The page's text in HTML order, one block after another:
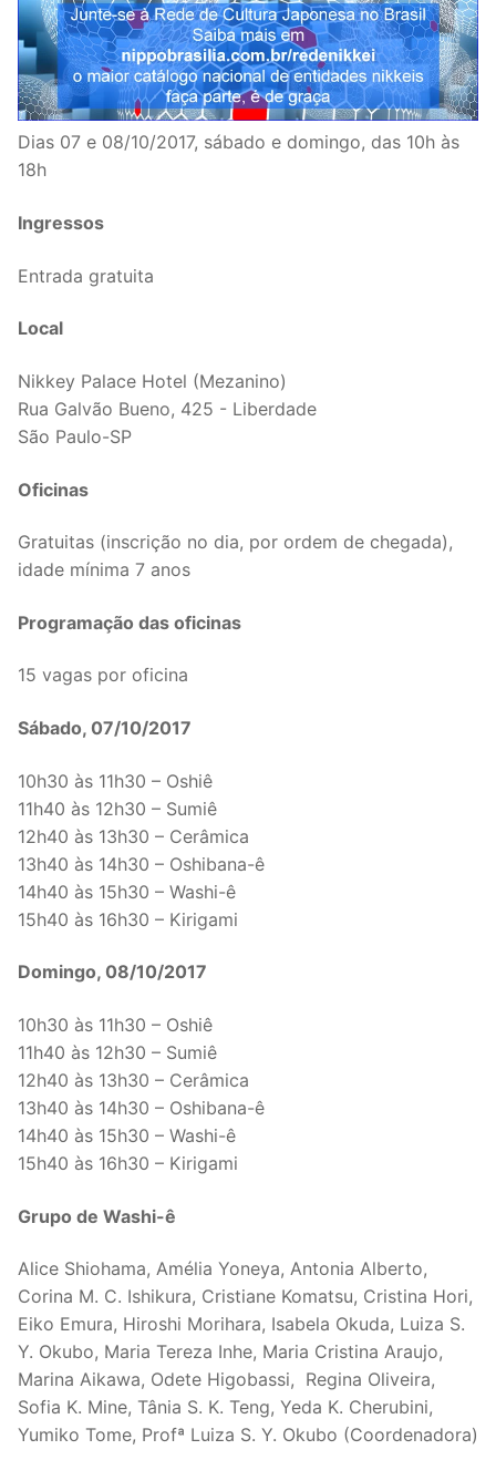
Dias 07 e 08/10/2017, sábado e domingo, das 10h às
18h
Ingressos
Entrada gratuita
Local
Nikkey Palace Hotel (Mezanino)
Rua Galvão Bueno, 425 - Liberdade
São Paulo-SP
Oficinas
Gratuitas (inscrição no dia, por ordem de chegada),
idade mínima 7 anos
Programação das oficinas
15 vagas por oficina
Sábado, 07/10/2017
10h30 às 11h30 – Oshiê
11h40 às 12h30 – Sumiê
12h40 às 13h30 – Cerâmica
13h40 às 14h30 – Oshibana-ê
14h40 às 15h30 – Washi-ê
15h40 às 16h30 – Kirigami
Domingo, 08/10/2017
10h30 às 11h30 – Oshiê
11h40 às 12h30 – Sumiê
12h40 às 13h30 – Cerâmica
13h40 às 14h30 – Oshibana-ê
14h40 às 15h30 – Washi-ê
15h40 às 16h30 – Kirigami
Grupo de Washi-ê
Alice Shiohama, Amélia Yoneya, Antonia Alberto,
Corina M. C. Ishikura, Cristiane Komatsu, Cristina Hori,
Eiko Emura, Hiroshi Morihara, Isabela Okuda, Luiza S.
Y. Okubo, Maria Tereza Inhe, Maria Cristina Araujo,
Marina Aikawa, Odete Higobassi, Regina Oliveira,
Sofia K. Mine, Tânia S. K. Teng, Yeda K. Cherubini,
Yumiko Tome, Profª Luiza S. Y. Okubo (Coordenadora)